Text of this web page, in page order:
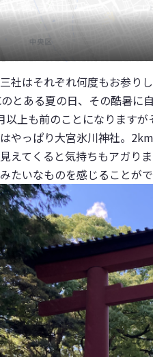
社はそれぞれ何度もお参り
とある夏の日、その酷暑に
以上も前のことになりますが
やっぱり大宮氷川神社。
えてくると気持ちもアガり
たいなものを感じることが